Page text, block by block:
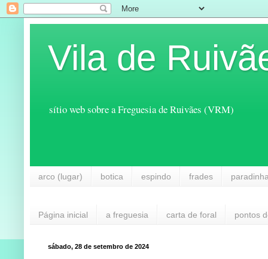
Vila de
sítio web sobre a Freguesia de Ruivães (VRM)
arco (lugar) botica espindo frades
Página inicial a freguesia carta de foral pontos
sábado, 28 de setembro de 2024